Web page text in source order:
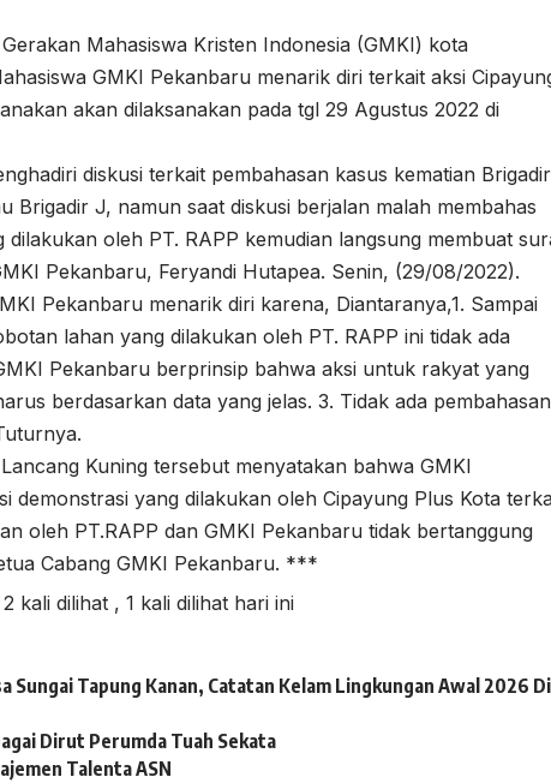
Gerakan Mahasiswa Kristen Indonesia (GMKI) kota
GMKI Pekanbaru menarik diri terkait aksi
akan dilaksanakan pada tgl 29 Agustus 2022 di
diskusi terkait pembahasan kasus kematian Brigadir
Brigadir J, namun saat diskusi berjalan malah membahas
oleh PT. RAPP kemudian langsung membuat
Pekanbaru, Feryandi Hutapea. Senin, (29/08/2022).
Pekanbaru menarik diri karena, Diantaranya,1. Sampai
lahan yang dilakukan oleh PT. RAPP ini tidak ada
Pekanbaru berprinsip bahwa aksi untuk rakyat yang
berdasarkan data yang jelas. 3. Tidak ada pembahasan
Kuning tersebut menyatakan bahwa GMKI
demonstrasi yang dilakukan oleh Cipayung Plus Kota
oleh PT.RAPP dan GMKI Pekanbaru tidak bertanggung
Cabang GMKI Pekanbaru. ***
kali dilihat , 1 kali dilihat hari ini
Sungai Tapung Kanan, Catatan Kelam Lingkungan Awal 2026 Di
Dirut Perumda Tuah Sekata
Talenta ASN